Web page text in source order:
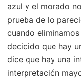
azul y el morado
prueba de lo
cuando
decidido que hay
dice que hay una
interpretación